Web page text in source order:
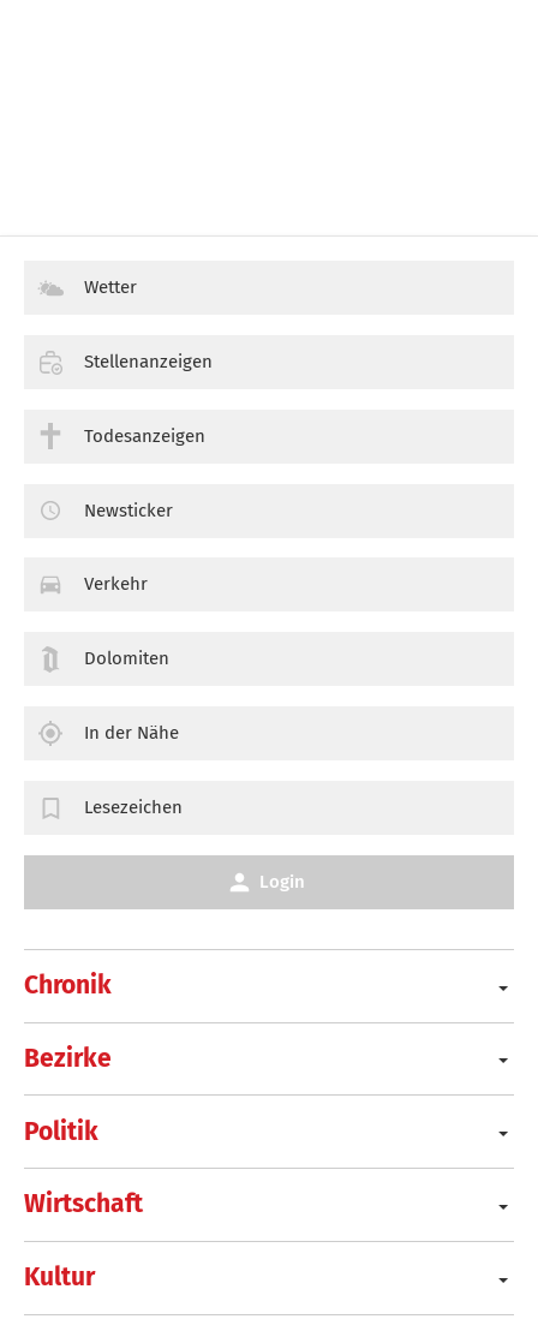
Chronik
Bezirke
Politik
Wirtschaft
Kultur
Wetter
Stellenanzeigen
Todesanzeigen
Newsticker
Verkehr
Dolomiten
In der Nähe
Lesezeichen
Login